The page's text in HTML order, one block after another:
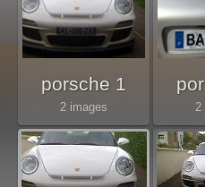
porsche 1
2 images 2